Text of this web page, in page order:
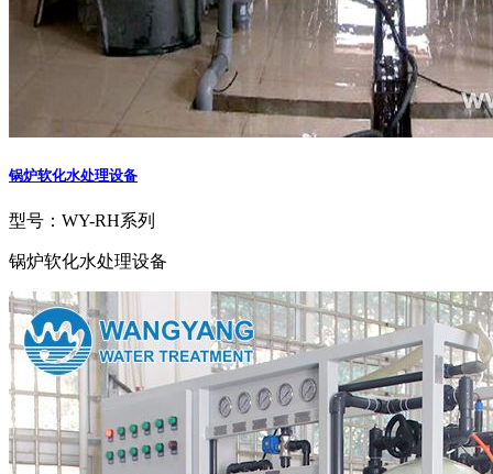
锅炉软化水处理设备
型号：WY-RH系列
锅炉软化水处理设备